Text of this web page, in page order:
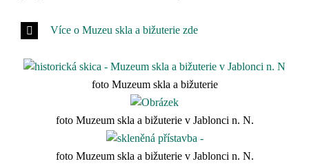
Více o Muzeu skla a bižuterie zde
foto Muzeum skla a bižuterie
foto Muzeum skla a bižuterie v Jablonci n. N.
foto Muzeum skla a bižuterie v Jablonci n. N.